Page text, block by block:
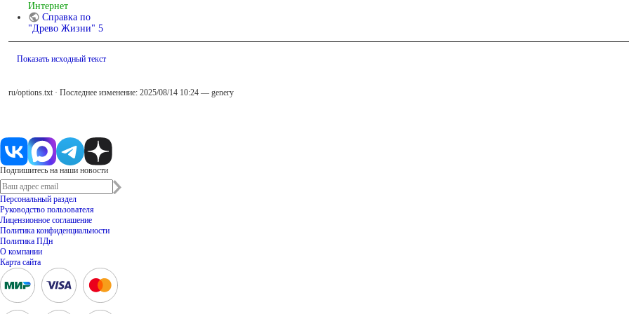
Интернет
Справка по
"Древо Жизни" 5
Показать исходный текст
ru/options.txt · Последнее изменение: 2025/08/14 10:24 — genery
Подпишитесь на наши новости
Персональный раздел
Руководство пользователя
Лицензионное соглашение
Политика конфиденциальности
Политика ПДн
О компании
Карта сайта